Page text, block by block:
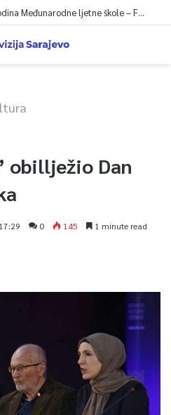
novih ISUZU autobusa
obillježio Dan
0 145 1 minute read